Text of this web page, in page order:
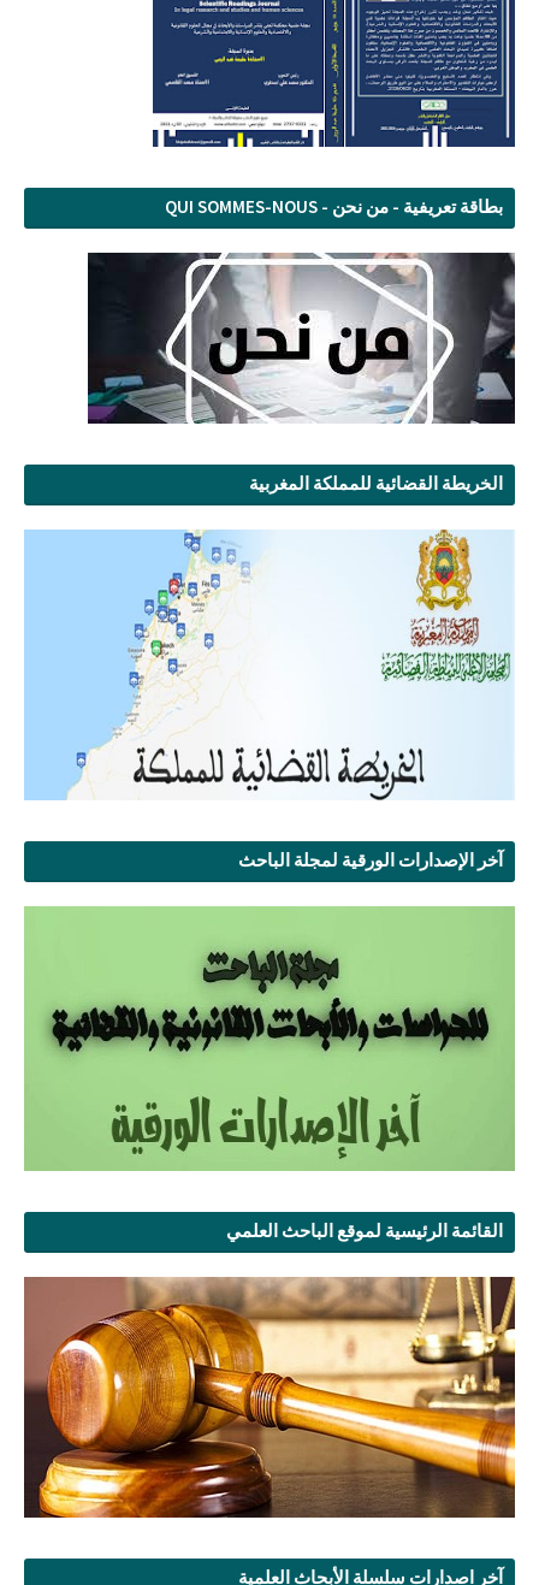
بطاقة تعريفية - من نحن - QUI SOMMES-NOUS
الخريطة القضائية للمملكة المغربية
آخر الإصدارات الورقية لمجلة الباحث
القائمة الرئيسية لموقع الباحث العلمي
آخر اصدارات سلسلة الأبحاث العلمية